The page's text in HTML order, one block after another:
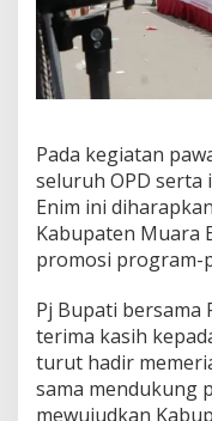
Pada kegiatan
seluruh OPD serta
Enim ini
Kabupaten Muara
promosi program-
Pj Bupati bersama
terima kasih
turut hadir
sama mendukung
mewujudkan